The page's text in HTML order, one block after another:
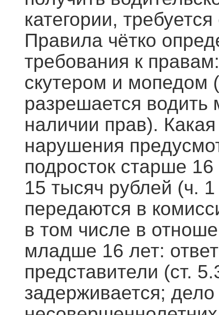
категории,
Правила чётко
требования к
скутером и мопедом
разрешается водить
наличии прав). Какая
нарушения
подросток старше
15 тысяч рублей (ч.
передаются в
в том числе в
младше 16 лет:
представители (ст.
задерживается;